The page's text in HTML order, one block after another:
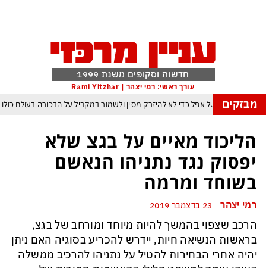
חדשות וסקופים משנת 1999
עורך ראשי: רמי יצהר | Rami Yitzhar
מבזקיםהטריק של אפל כדי לא להיזרק מסין ולשמור במקביל על הבכורה בעולם
של טראמפ המאיים למוטט את כלכלת ארה״ב ומבודד את ישראל יותר מאי
הגרעינית חותמות על הסכם הגנה המשנה מהיסוד את מאזן הכוחות
במשחק חסר החשיבות מדגישה את התגברות החוליגניזם הפראי בכדורגל
הכסף הערבי עלול לנצח ולסכן את הכדורגל האירופי וכמובן גם את
הליכוד מאיים על בגצ שלא
יפסוק נגד נתניהו הנאשם
בשוחד ומרמה
רמי יצהר
הרכב שצפוי בהמשך להיות מיוחד ומורחב של בגצ,
בראשות הנשיאה חיות, יידרש להכריע בסוגיה האם ניתן
יהיה אחרי הבחירות להטיל על נתניהו להרכיב ממשלה